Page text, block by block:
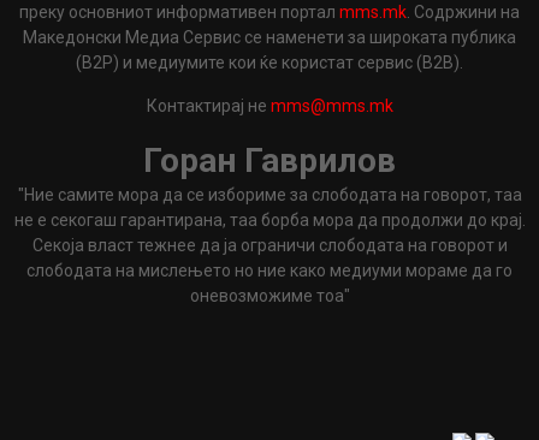
преку основниот информативен портал mms.mk . Содржини на
Македонски Медиа Сервис се наменети за широката публика
(B2P) и медиумите кои ќе користат сервис (B2B).
Контактирај не mms@mms.mk
Горан Гаврилов
"Ние самите мора да се избориме за слободата на говорот, таа
не е секогаш гарантирана, таа борба мора да продолжи до крај.
Секоја власт тежнее да ја ограничи слободата на говорот и
слободата на мислењето но ние како медиуми мораме да го
оневозможиме тоа"